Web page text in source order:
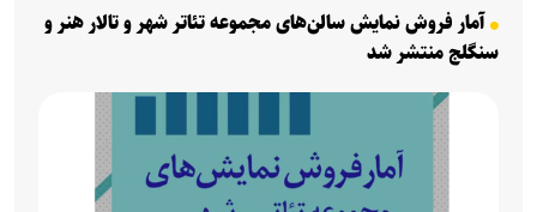
آمار فروش نمایش سالن‌های مجموعه‌ تئاتر‌ شهر و تالار هنر و
سنگلج منتشر شد